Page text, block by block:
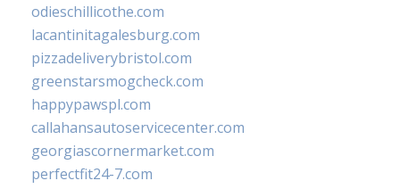
odieschillicothe.com
lacantinitagalesburg.com
pizzadeliverybristol.com
greenstarsmogcheck.com
happypawspl.com
callahansautoservicecenter.com
georgiascornermarket.com
perfectfit24-7.com